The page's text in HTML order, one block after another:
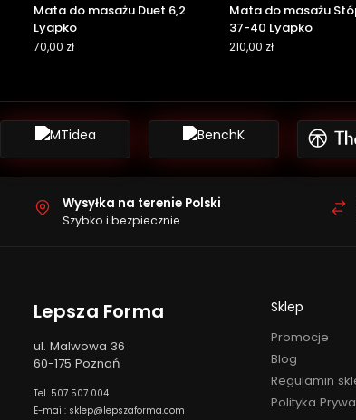
Mata do masażu Duet 6,2
Lyapko
70,00 zł
Mata do masażu
37-40 Lyapko
210,00 zł
Wysyłka na terenie Polski
Szybko i bezpiecznie
Lepsza Forma
ul. Malwowa 36
60-175 Poznań
Tel. 507 507 004
E-mail: sklep@lepszaforma.com
Sklep
Promocje
Blog
Regulamin
Polityka